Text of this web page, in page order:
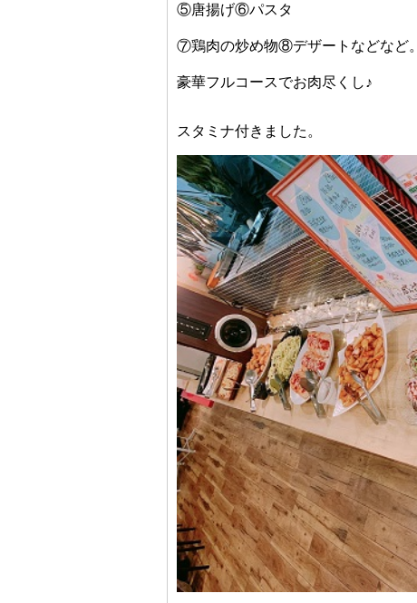
⑤唐揚げ⑥パスタ
⑦鶏肉の炒め物⑧デザートなどなど。
豪華フルコースでお肉尽くし♪
スタミナ付きました。